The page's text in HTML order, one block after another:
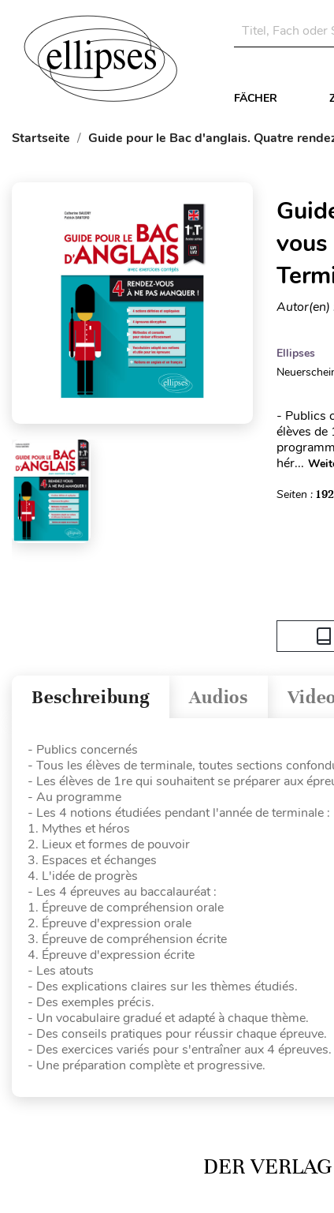
FÄCHER
Startseite Guide pour le Bac d'anglais. Quatre
vous
Autor(en)
Ellipses
- Publics
élèves de
hér...
Seiten :
Audios
Beschreibung
- Publics concernés
- Tous les élèves de terminale, toutes sections
- Les élèves de 1re qui souhaitent se préparer aux
- Au programme
- Les 4 notions étudiées pendant l'année de terminale :
1. Mythes et héros
2. Lieux et formes de pouvoir
3. Espaces et échanges
4. L'idée de progrès
- Les 4 épreuves au baccalauréat :
1. Épreuve de compréhension orale
2. Épreuve d'expression orale
3. Épreuve de compréhension écrite
4. Épreuve d'expression écrite
- Les atouts
- Des explications claires sur les thèmes étudiés.
- Des exemples précis.
- Un vocabulaire gradué et adapté à chaque thème.
- Des conseils pratiques pour réussir chaque épreuve.
- Des exercices variés pour s'entraîner aux 4 épreuves.
- Une préparation complète et progressive.
DER